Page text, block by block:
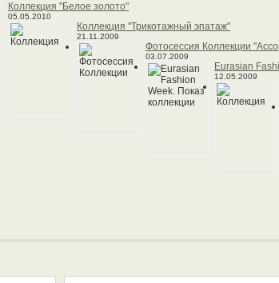
Коллекция "Белое золото"
05.05.2010
Коллекция "Трикотажный эпатаж"
21.11.2009
Фотосессия Коллекции
03.07.2009
Eurasian
12.05.2009